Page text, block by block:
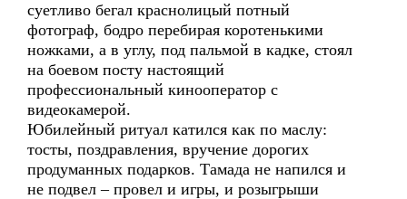
суетливо бегал краснолицый потный
фотограф, бодро перебирая коротенькими
ножками, а в углу, под пальмой в кадке, стоял
на боевом посту настоящий
профессиональный кинооператор с
видеокамерой.
Юбилейный ритуал катился как по маслу:
тосты, поздравления, вручение дорогих
продуманных подарков. Тамада не напился и
не подвел – провел и игры, и розыгрыши